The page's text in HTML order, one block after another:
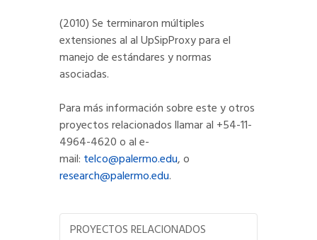
(2010) Se terminaron múltiples
extensiones al al UpSipProxy para el
manejo de estándares y normas
asociadas.
Para más información sobre este y otros
proyectos relacionados llamar al +54-11-
4964-4620 o al e-
mail: telco@palermo.edu, o
research@palermo.edu.
PROYECTOS RELACIONADOS